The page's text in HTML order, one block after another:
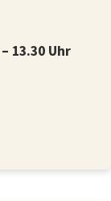
– 13.30 Uhr